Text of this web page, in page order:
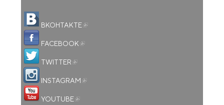
ВКОНТАКТЕ
FACEBOOK
TWITTER
INSTAGRAM
YOUTUBE